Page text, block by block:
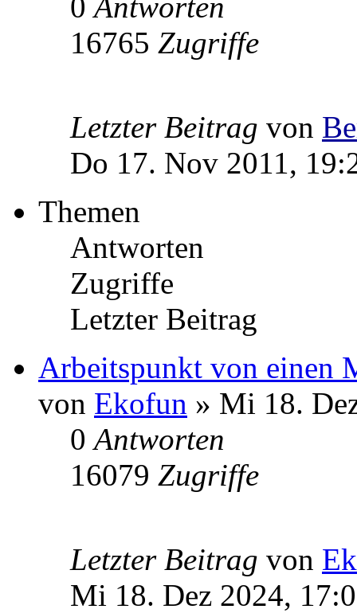
16765 Zugriffe
Letzter Beitrag von
Do 17. Nov 2011,
Themen
Antworten
Zugriffe
Letzter Beitrag
Arbeitspunkt von einen
von Ekofun » Mi 18.
0Antworten
16079 Zugriffe
Letzter Beitrag von
Mi 18. Dez 2024,